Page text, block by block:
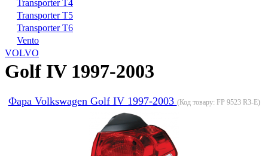
Transporter T4
Transporter T5
Transporter T6
Vento
VOLVO
Golf IV 1997-2003
Фара Volkswagen Golf IV 1997-2003 (Код товару: FP 9523 R3-E)